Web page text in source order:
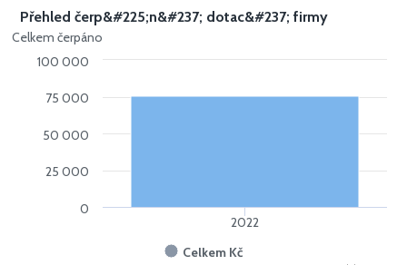
Celkem čerpáno
Přehled čerp&#225;n&#237; dotac&#237; firmy
Celkem Kč
2022
0
25 000
50 000
75 000
100 000